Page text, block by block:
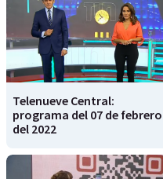
Telenueve Central:
programa del 07 de febrero
del 2022